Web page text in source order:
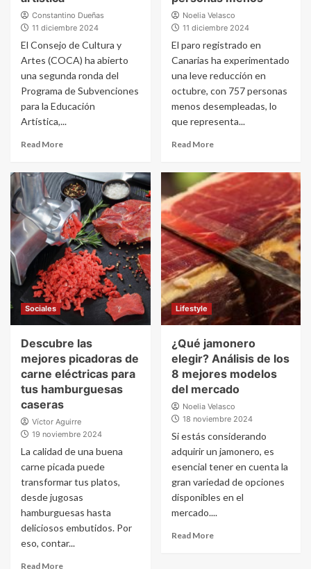
Constantino Dueñas
11 diciembre 2024
El Consejo de Cultura y
Artes (COCA) ha abierto
una segunda ronda del
Programa de Subvenciones
para la Educación
Artística,...
Read More
Noelia Velasco
11 diciembre 2024
El paro registrado en
Canarias ha experimentado
una leve reducción en
octubre, con 757 personas
menos desempleadas, lo
que representa...
Read More
Sociales
Descubre las
mejores picadoras de
carne eléctricas para
tus hamburguesas
caseras
Víctor Aguirre
19 noviembre 2024
La calidad de una buena
carne picada puede
transformar tus platos,
desde jugosas
hamburguesas hasta
deliciosos embutidos. Por
eso, contar...
Read More
Lifestyle
¿Qué jamonero
elegir? Análisis de los
8 mejores modelos
del mercado
Noelia Velasco
18 noviembre 2024
Si estás considerando
adquirir un jamonero, es
esencial tener en cuenta la
gran variedad de opciones
disponibles en el
mercado....
Read More